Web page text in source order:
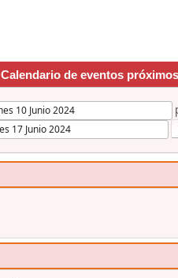
Calendario de eventos próximos